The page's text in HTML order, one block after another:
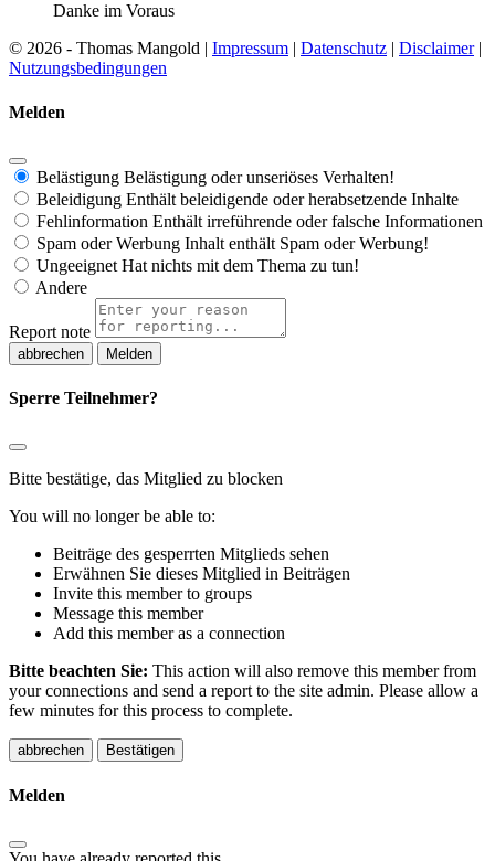
Danke im Voraus
© 2026 - Thomas Mangold | Impressum | Datenschutz | Disclaimer|
Nutzungsbedingungen
Melden
Belästigung Belästigung oder unseriöses Verhalten!
Beleidigung Enthält beleidigende oder herabsetzende Inhalte
Fehlinformation Enthält irreführende oder falsche Informationen
Spam oder Werbung Inhalt enthält Spam oder Werbung!
Ungeeignet Hat nichts mit dem Thema zu tun!
Andere
Report note
Melden
Sperre Teilnehmer?
Bitte bestätige, das Mitglied zu blocken
You will no longer be able to:
Beiträge des gesperrten Mitglieds sehen
Erwähnen Sie dieses Mitglied in Beiträgen
Invite this member to groups
Message this member
Add this member as a connection
Bitte beachten Sie: This action will also remove this member from
your connections and send a report to the site admin. Please allow a
few minutes for this process to complete.
Bestätigen
Melden